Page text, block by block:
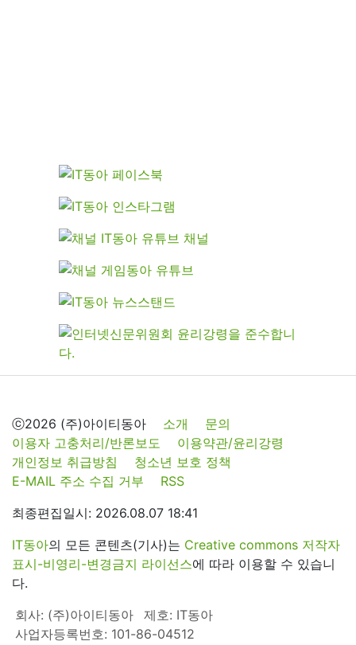
ⓒ2026 (주)아이티동아 소개
문의
이용자 고충처리/반론보도
이용약관/윤리강령
개인정보 취급방침
청소년 보호 정책
E-MAIL 주소 수집 거부
RSS
최종편집일시: 2026.08.07 18:41
IT동아의 모든 콘텐츠(기사)는 Creative commons 저작자
표시-비영리-변경금지 라이선스에 따라 이용할 수 있습니
다.
회사: (주)아이티동아
제호: IT동아
사업자등록번호: 101-86-04512